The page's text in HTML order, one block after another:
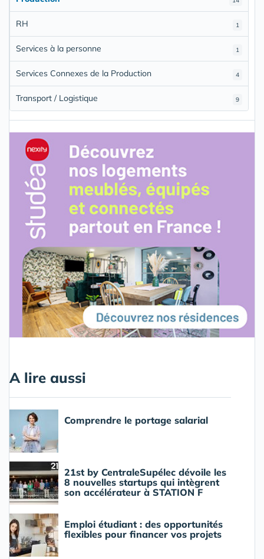
1
RH
1
Services à la personne
4
Services Connexes de la Production
9
Transport / Logistique
A lire aussi
Comprendre le portage salarial
21st by CentraleSupélec dévoile les
8 nouvelles startups qui intègrent
son accélérateur à STATION F
Emploi étudiant : des opportunités
flexibles pour financer vos projets